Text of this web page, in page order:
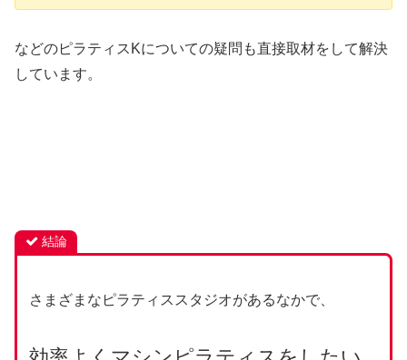
などのピラティスKについての疑問も直接取材をして解決
しています。
結論
さまざまなピラティススタジオがあるなかで、